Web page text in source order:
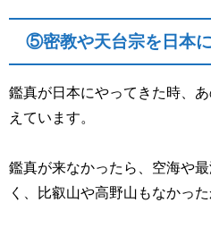
⑤密教や天台宗を日本
鑑真が日本にやってきた時、
えています。
鑑真が来なかったら、空海や
く、比叡山や高野山もなかった